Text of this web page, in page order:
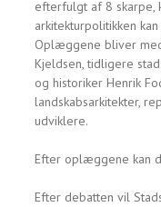
efterfulgt af 8
arkitekturpolitikken
Oplæggene bliver
Kjeldsen, tidligere
og historiker Henrik
landskabsarkitekter,
udviklere.
Efter oplæggene kan
Efter debatten vil